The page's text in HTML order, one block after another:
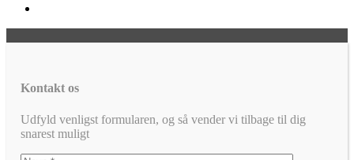
Kontakt os
Udfyld venligst formularen, og så vender vi tilbage til dig
snarest muligt